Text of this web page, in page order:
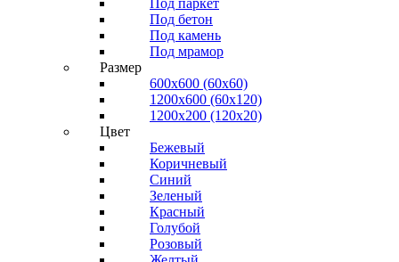
Под паркет
Под бетон
Под камень
Под мрамор
Размер
600х600 (60х60)
1200х600 (60х120)
1200х200 (120x20)
Цвет
Бежевый
Коричневый
Синий
Зеленый
Красный
Голубой
Розовый